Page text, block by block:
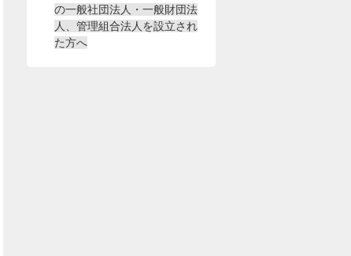
の一般社団法人・一般財団法
人、管理組合法人を設立され
た方へ